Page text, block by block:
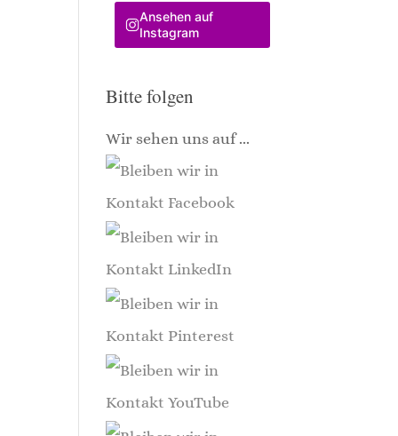
Ansehen auf
Instagram
Bitte folgen
Wir sehen uns auf ...